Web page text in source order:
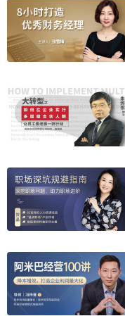
全年變化按報表項目
避免了對一些內容的
還要再據此計算一次，
可保證最終結果的準確
二、編製調整分錄應
（一）劃清引起現金
限。因為編製調理吩錄
限。
（二）分清不同種
現金變化的內容，還
（三）分清現金變化
現金流量，還要進一步
目。